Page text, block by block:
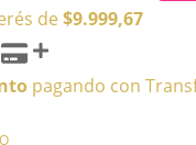
de $9.999,67
pagando con